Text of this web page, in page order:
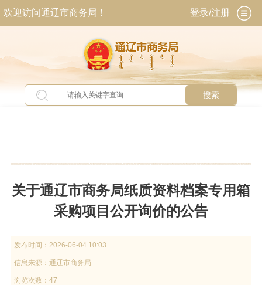
欢迎访问通辽市商务局！ 登录/注册
搜索
关于通辽市商务局纸质资料档案专用箱
采购项目公开询价的公告
发布时间： 2026-06-04 10:03
信息来源： 通辽市商务局
浏览次数：47